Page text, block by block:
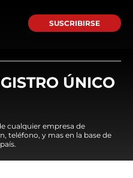
SUSCRIBIRSE
ÚNICO
cualquier empresa de
teléfono, y mas en la base de